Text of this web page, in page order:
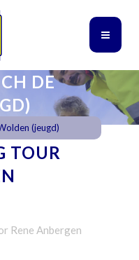
DE
(jeugd)
TOUR
Rene Anbergen